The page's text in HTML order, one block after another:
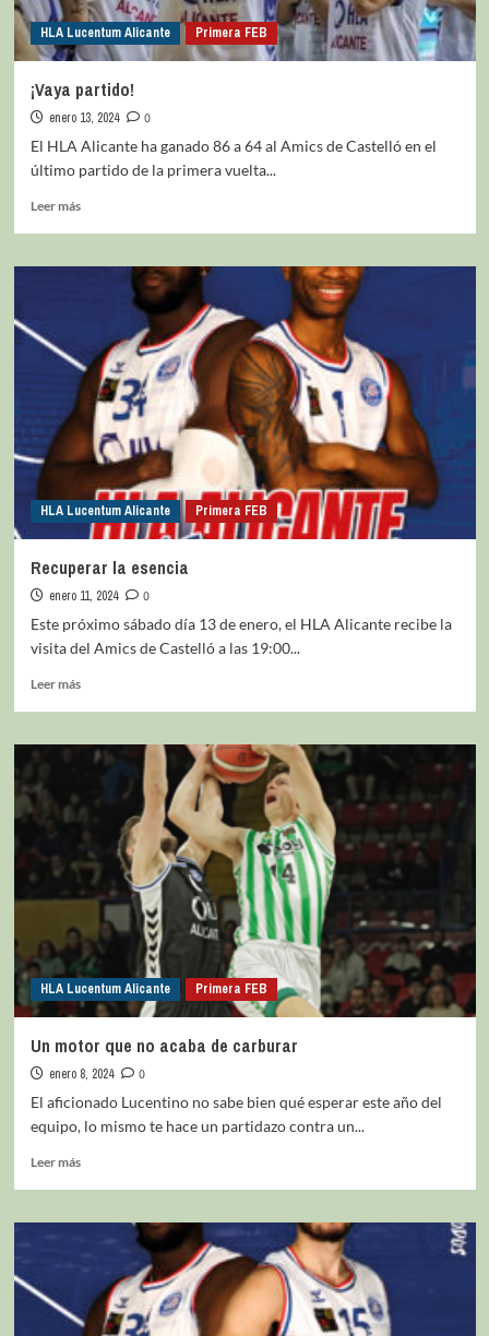
HLA Lucentum Alicante Primera FEB
¡Vaya partido!
enero 13, 2024
0
El HLA Alicante ha ganado 86 a 64 al Amics de Castelló en el
último partido de la primera vuelta...
Leer más
HLA Lucentum Alicante Primera FEB
Recuperar la esencia
enero 11, 2024
0
Este próximo sábado día 13 de enero, el HLA Alicante recibe la
visita del Amics de Castelló a las 19:00...
Leer más
HLA Lucentum Alicante Primera FEB
Un motor que no acaba de carburar
enero 8, 2024
0
El aficionado Lucentino no sabe bien qué esperar este año del
equipo, lo mismo te hace un partidazo contra un...
Leer más